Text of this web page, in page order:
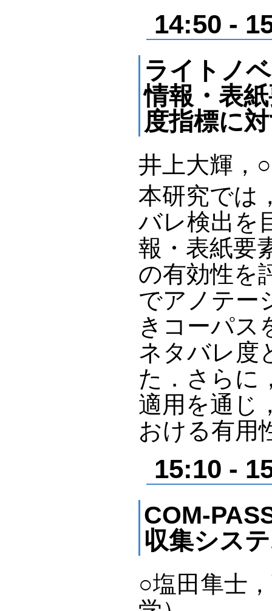
14:50 -
ライトノ
情報・表
度指標に
井上大輝，
本研究では
バレ検出を
報・表紙要
の有効性を
でアノテー
きコーパス
ネタバレ度
た．さらに
適用を通じ
おける有用
15:10 -
COM-
収集シス
○塩田隼士